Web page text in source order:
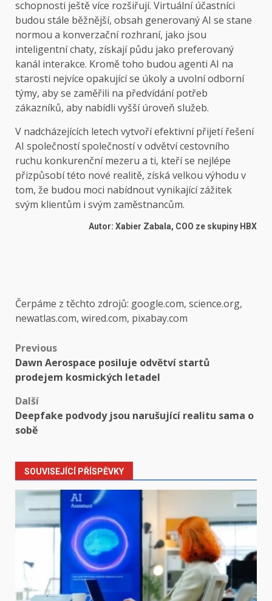
schopnosti ještě více rozšiřují. Virtuální účastníci
budou stále běžnější, obsah generovaný AI se stane
normou a konverzační rozhraní, jako jsou
inteligentní chaty, získají půdu jako preferovaný
kanál interakce. Kromě toho budou agenti AI na
starosti nejvíce opakující se úkoly a uvolní odborní
týmy, aby se zaměřili na předvídání potřeb
zákazníků, aby nabídli vyšší úroveň služeb.
V nadcházejících letech vytvoří efektivní přijetí řešení
AI společností společností v odvětví cestovního
ruchu konkurenční mezeru a ti, kteří se nejlépe
přizpůsobí této nové realitě, získá velkou výhodu v
tom, že budou moci nabídnout vynikající zážitek
svým klientům i svým zaměstnancům.
Autor: Xabier Zabala, COO ze skupiny HBX
Čerpáme z těchto zdrojů: google.com, science.org,
newatlas.com, wired.com, pixabay.com
Post
navigation
Previous
Dawn Aerospace posiluje odvětví startů
prodejem kosmických letadel
Další
Deepfake podvody jsou narušující realitu sama o
sobě
SOUVISEJÍCÍ PŘÍSPĚVKY